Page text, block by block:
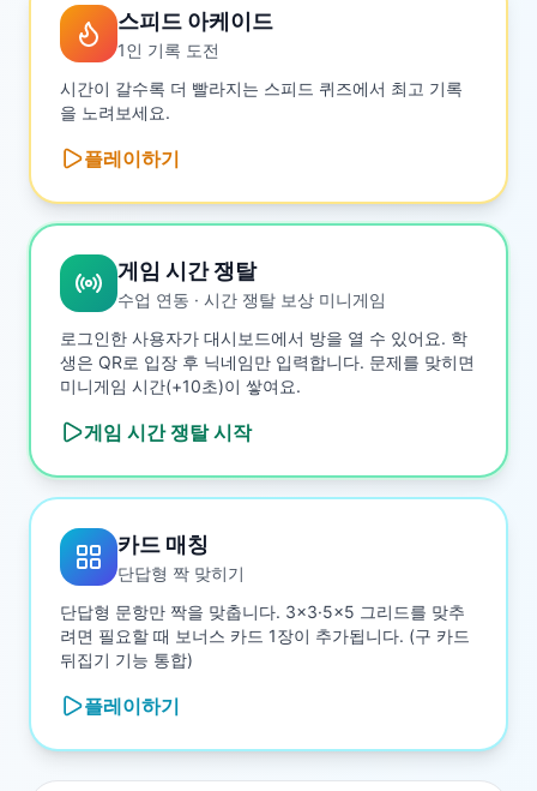
스피드 아케이드
1인 기록 도전
시간이 갈수록 더 빨라지는 스피드 퀴즈에서 최고 기록
을 노려보세요.
플레이하기
게임 시간 쟁탈
수업 연동 · 시간 쟁탈 보상 미니게임
로그인한 사용자가 대시보드에서 방을 열 수 있어요. 학
생은 QR로 입장 후 닉네임만 입력합니다. 문제를 맞히면
미니게임 시간(+10초)이 쌓여요.
게임 시간 쟁탈시작
카드 매칭
단답형 짝 맞히기
단답형 문항만 짝을 맞춥니다. 3×3·5×5 그리드를 맞추
려면 필요할 때 보너스 카드 1장이 추가됩니다. (구 카드
뒤집기 기능 통합)
플레이하기